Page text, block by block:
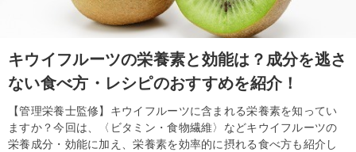
キウイフルーツの栄養素と効能は？成分を逃さ
ない食べ方・レシピのおすすめを紹介！
【管理栄養士監修】キウイフルーツに含まれる栄養素を知ってい
ますか？今回は、〈ビタミン・食物繊維〉などキウイフルーツの
栄養成分・効能に加え、栄養素を効率的に摂れる食べ方も紹介し